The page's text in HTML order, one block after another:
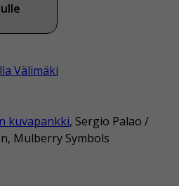
Välimäki
kuvapankki, Sergio Palao /
Mulberry Symbols